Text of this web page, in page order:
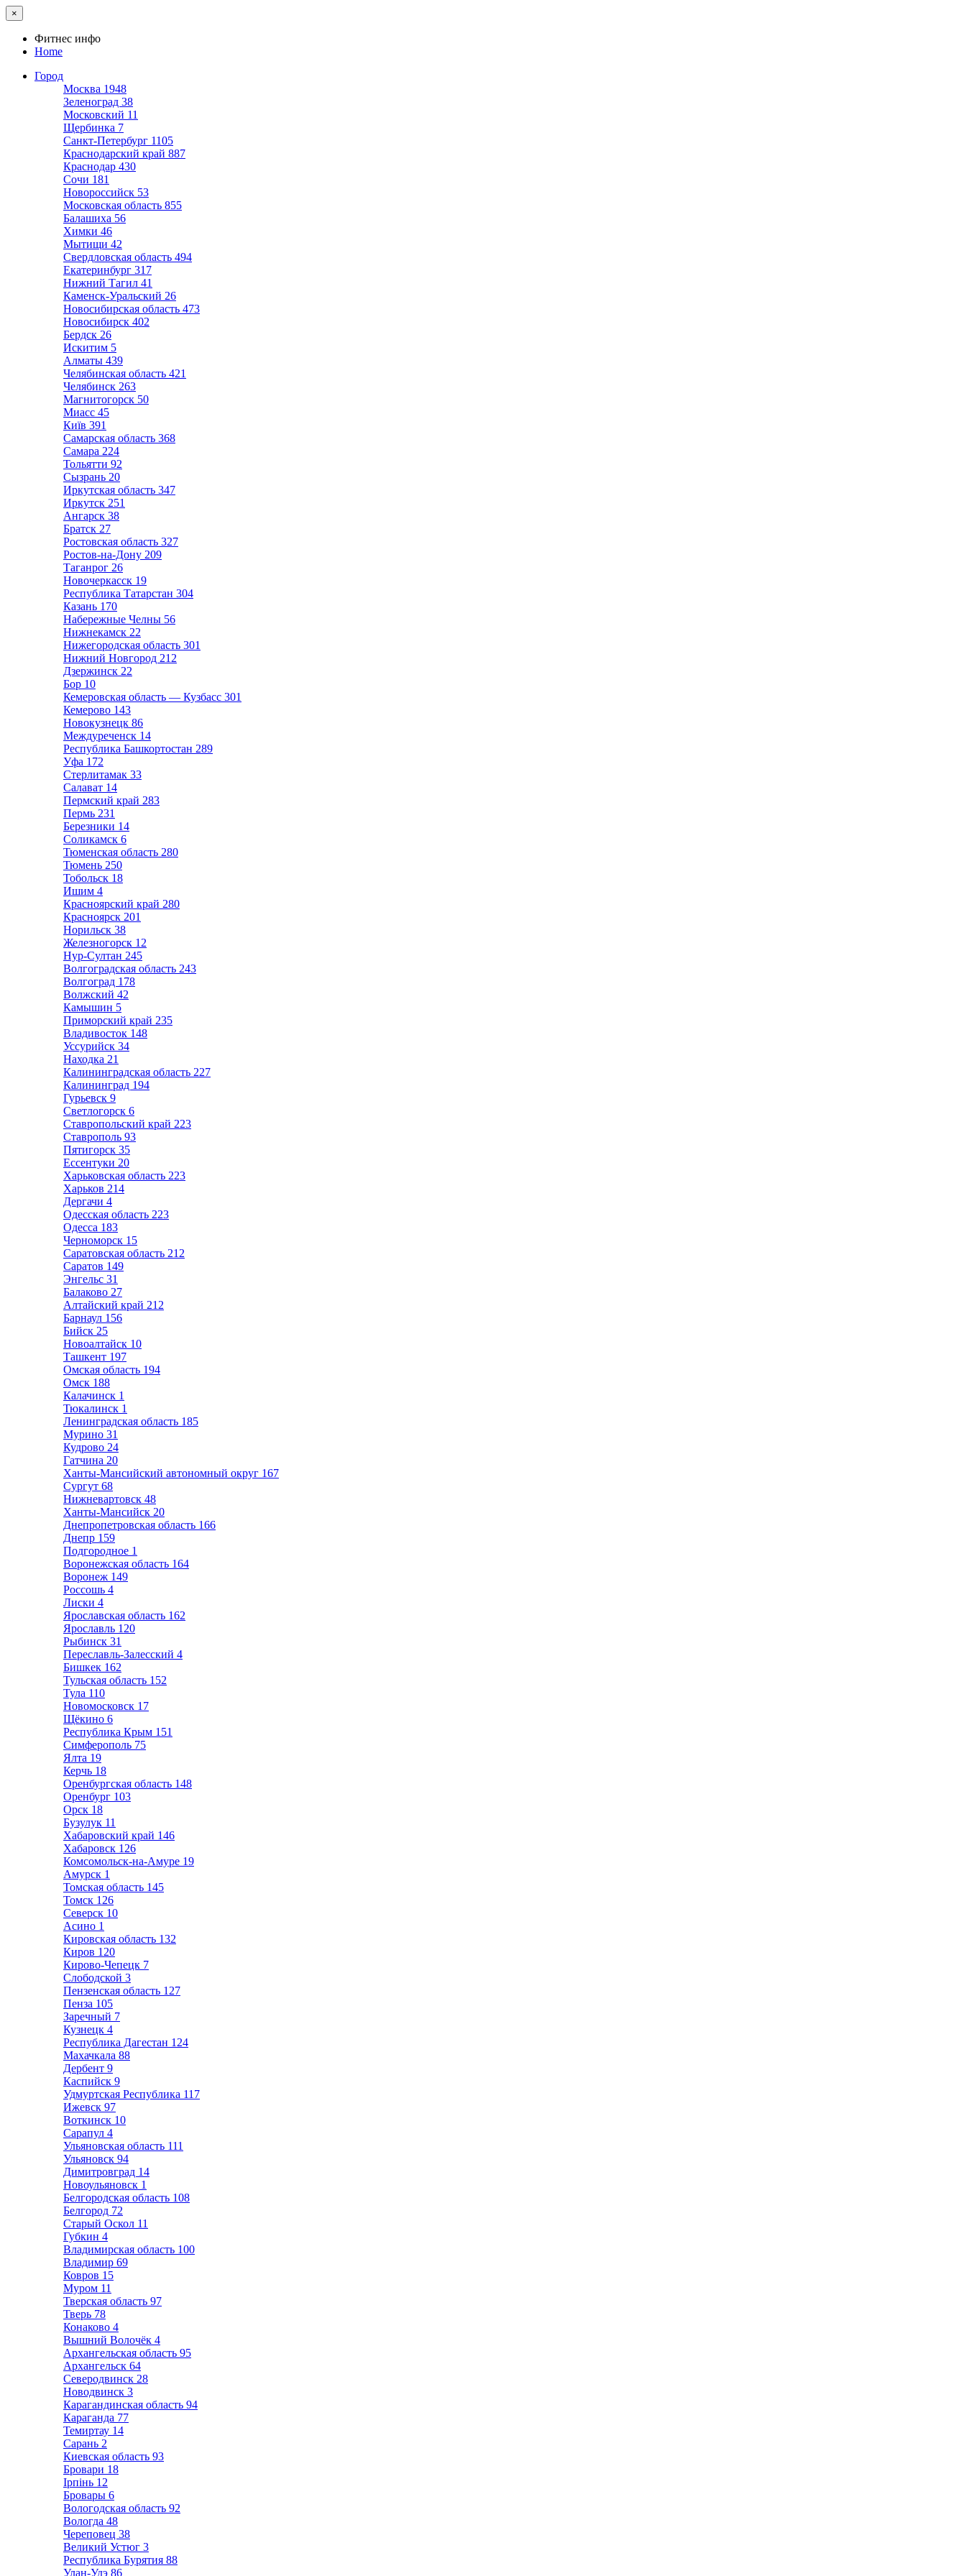
×
Фитнес инфо
Home
Город
Москва 1948
Зеленоград 38
Московский 11
Щербинка 7
Санкт-Петербург 1105
Краснодарский край 887
Краснодар 430
Сочи 181
Новороссийск 53
Московская область 855
Балашиха 56
Химки 46
Мытищи 42
Свердловская область 494
Екатеринбург 317
Нижний Тагил 41
Каменск-Уральский 26
Новосибирская область 473
Новосибирск 402
Бердск 26
Искитим 5
Алматы 439
Челябинская область 421
Челябинск 263
Магнитогорск 50
Миасс 45
Київ 391
Самарская область 368
Самара 224
Тольятти 92
Сызрань 20
Иркутская область 347
Иркутск 251
Ангарск 38
Братск 27
Ростовская область 327
Ростов-на-Дону 209
Таганрог 26
Новочеркасск 19
Республика Татарстан 304
Казань 170
Набережные Челны 56
Нижнекамск 22
Нижегородская область 301
Нижний Новгород 212
Дзержинск 22
Бор 10
Кемеровская область — Кузбасс 301
Кемерово 143
Новокузнецк 86
Междуреченск 14
Республика Башкортостан 289
Уфа 172
Стерлитамак 33
Салават 14
Пермский край 283
Пермь 231
Березники 14
Соликамск 6
Тюменская область 280
Тюмень 250
Тобольск 18
Ишим 4
Красноярский край 280
Красноярск 201
Норильск 38
Железногорск 12
Нур-Султан 245
Волгоградская область 243
Волгоград 178
Волжский 42
Камышин 5
Приморский край 235
Владивосток 148
Уссурийск 34
Находка 21
Калининградская область 227
Калининград 194
Гурьевск 9
Светлогорск 6
Ставропольский край 223
Ставрополь 93
Пятигорск 35
Ессентуки 20
Харьковская область 223
Харьков 214
Дергачи 4
Одесская область 223
Одесса 183
Черноморск 15
Саратовская область 212
Саратов 149
Энгельс 31
Балаково 27
Алтайский край 212
Барнаул 156
Бийск 25
Новоалтайск 10
Ташкент 197
Омская область 194
Омск 188
Калачинск 1
Тюкалинск 1
Ленинградская область 185
Мурино 31
Кудрово 24
Гатчина 20
Ханты-Мансийский автономный округ 167
Сургут 68
Нижневартовск 48
Ханты-Мансийск 20
Днепропетровская область 166
Днепр 159
Подгородное 1
Воронежская область 164
Воронеж 149
Россошь 4
Лиски 4
Ярославская область 162
Ярославль 120
Рыбинск 31
Переславль-Залесский 4
Бишкек 162
Тульская область 152
Тула 110
Новомосковск 17
Щёкино 6
Республика Крым 151
Симферополь 75
Ялта 19
Керчь 18
Оренбургская область 148
Оренбург 103
Орск 18
Бузулук 11
Хабаровский край 146
Хабаровск 126
Комсомольск-на-Амуре 19
Амурск 1
Томская область 145
Томск 126
Северск 10
Асино 1
Кировская область 132
Киров 120
Кирово-Чепецк 7
Слободской 3
Пензенская область 127
Пенза 105
Заречный 7
Кузнецк 4
Республика Дагестан 124
Махачкала 88
Дербент 9
Каспийск 9
Удмуртская Республика 117
Ижевск 97
Воткинск 10
Сарапул 4
Ульяновская область 111
Ульяновск 94
Димитровград 14
Новоульяновск 1
Белгородская область 108
Белгород 72
Старый Оскол 11
Губкин 4
Владимирская область 100
Владимир 69
Ковров 15
Муром 11
Тверская область 97
Тверь 78
Конаково 4
Вышний Волочёк 4
Архангельская область 95
Архангельск 64
Северодвинск 28
Новодвинск 3
Карагандинская область 94
Караганда 77
Темиртау 14
Сарань 2
Киевская область 93
Бровари 18
Ірпінь 12
Бровары 6
Вологодская область 92
Вологда 48
Череповец 38
Великий Устюг 3
Республика Бурятия 88
Улан-Удэ 86